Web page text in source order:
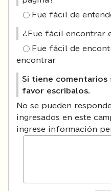
Fue fácil de
¿Fue fácil encontrar
Fue fácil de
encontrar
Si tiene comentarios
favor escríbalos.
No se pueden
ingresados en este
ingrese información